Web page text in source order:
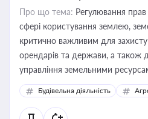
Про що тема: Регулювання прав
сфері користування землею,
критично важливим для
орендарів та держави, а також
управління земельними
Будівельна діяльність